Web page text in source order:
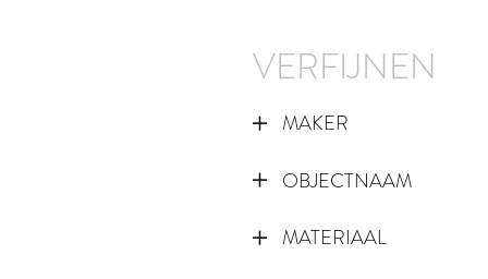
VERFIJNEN
MAKER
OBJECTNAAM
MATERIAAL